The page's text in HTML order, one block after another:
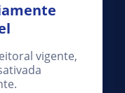
vigente,